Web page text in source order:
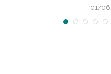
01/